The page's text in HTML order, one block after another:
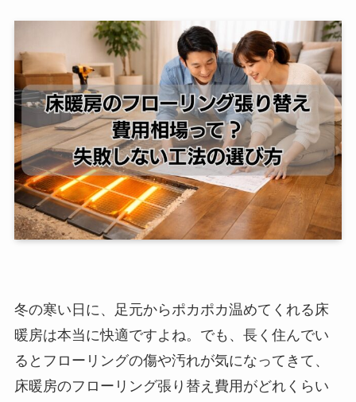
冬の寒い日に、足元からポカポカ温めてくれる床
暖房は本当に快適ですよね。でも、長く住んでい
るとフローリングの傷や汚れが気になってきて、
床暖房のフローリング張り替え費用がどれくらい